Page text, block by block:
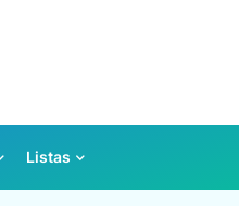
Listas